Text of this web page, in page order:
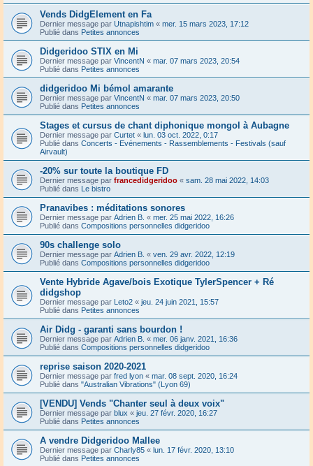
Vends DidgElement en Fa
Dernier message par Utnapishtim « mer. 15 mars 2023, 17:12
Publié dans Petites annonces
Didgeridoo STIX en Mi
Dernier message par VincentN « mar. 07 mars 2023, 20:54
Publié dans Petites annonces
didgeridoo Mi bémol amarante
Dernier message par VincentN « mar. 07 mars 2023, 20:50
Publié dans Petites annonces
Stages et cursus de chant diphonique mongol à Aubagne
Dernier message par Curtet « lun. 03 oct. 2022, 0:17
Publié dans Concerts - Evénements - Rassemblements - Festivals (sauf
Airvault)
-20% sur toute la boutique FD
Dernier message par francedidgeridoo « sam. 28 mai 2022, 14:03
Publié dans Le bistro
Pranavibes : méditations sonores
Dernier message par Adrien B. « mer. 25 mai 2022, 16:26
Publié dans Compositions personnelles didgeridoo
90s challenge solo
Dernier message par Adrien B. « ven. 29 avr. 2022, 12:19
Publié dans Compositions personnelles didgeridoo
Vente Hybride Agave/bois Exotique TylerSpencer + Ré
didgshop
Dernier message par Leto2 « jeu. 24 juin 2021, 15:57
Publié dans Petites annonces
Air Didg - garanti sans bourdon !
Dernier message par Adrien B. « mer. 06 janv. 2021, 16:36
Publié dans Compositions personnelles didgeridoo
reprise saison 2020-2021
Dernier message par fred lyon « mar. 08 sept. 2020, 16:24
Publié dans "Australian Vibrations" (Lyon 69)
[VENDU] Vends "Chanter seul à deux voix"
Dernier message par blux « jeu. 27 févr. 2020, 16:27
Publié dans Petites annonces
A vendre Didgeridoo Mallee
Dernier message par Charly85 « lun. 17 févr. 2020, 13:10
Publié dans Petites annonces